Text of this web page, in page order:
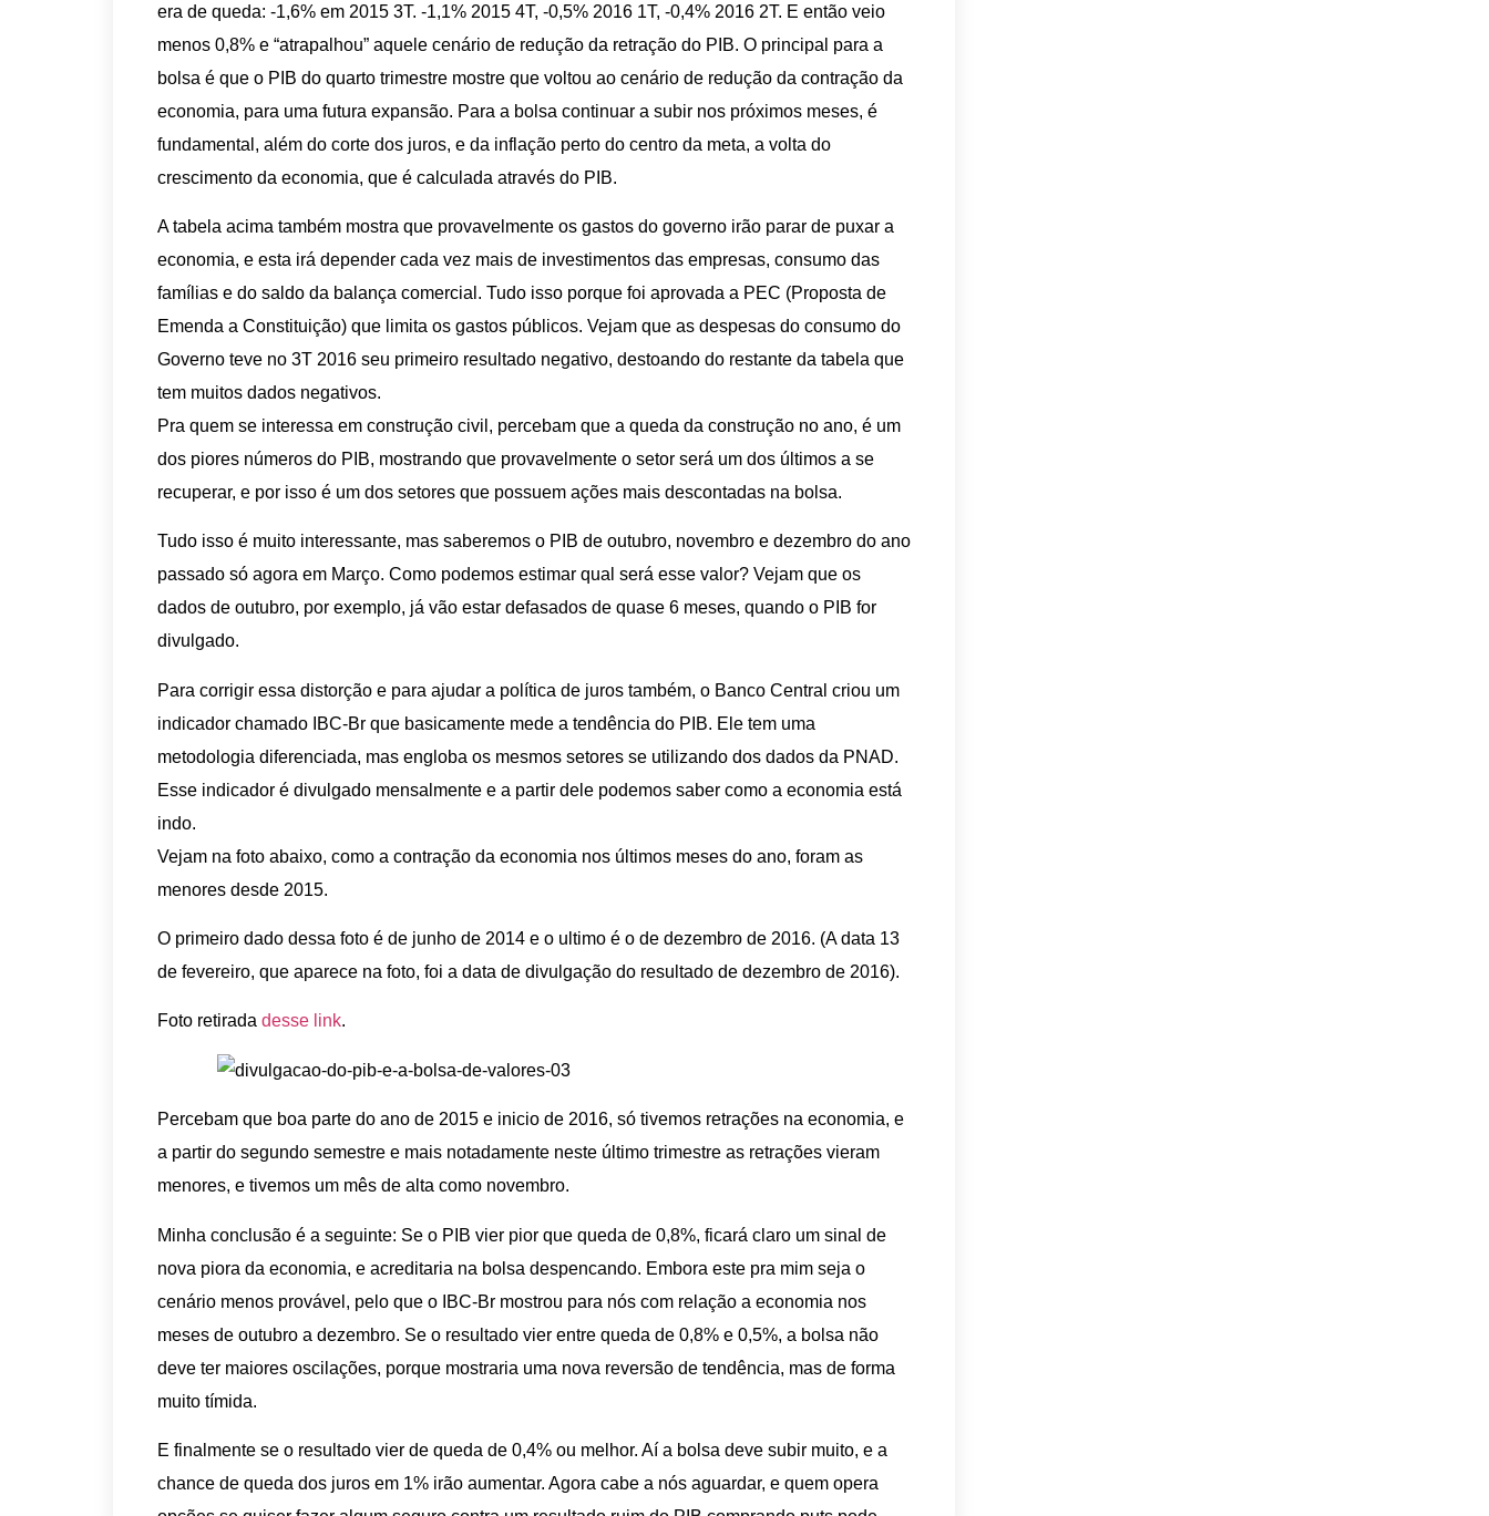
era de queda: -1,6% em 2015 3T. -1,1% 2015 4T, -0,5% 2016 1T, -0,4% 2016 2T. E então veio
menos 0,8% e “atrapalhou” aquele cenário de redução da retração do PIB. O principal para a
bolsa é que o PIB do quarto trimestre mostre que voltou ao cenário de redução da contração da
economia, para uma futura expansão. Para a bolsa continuar a subir nos próximos meses, é
fundamental, além do corte dos juros, e da inflação perto do centro da meta, a volta do
crescimento da economia, que é calculada através do PIB.
A tabela acima também mostra que provavelmente os gastos do governo irão parar de puxar a
economia, e esta irá depender cada vez mais de investimentos das empresas, consumo das
famílias e do saldo da balança comercial. Tudo isso porque foi aprovada a PEC (Proposta de
Emenda a Constituição) que limita os gastos públicos. Vejam que as despesas do consumo do
Governo teve no 3T 2016 seu primeiro resultado negativo, destoando do restante da tabela que
tem muitos dados negativos.
Pra quem se interessa em construção civil, percebam que a queda da construção no ano, é um
dos piores números do PIB, mostrando que provavelmente o setor será um dos últimos a se
recuperar, e por isso é um dos setores que possuem ações mais descontadas na bolsa.
Tudo isso é muito interessante, mas saberemos o PIB de outubro, novembro e dezembro do ano
passado só agora em Março. Como podemos estimar qual será esse valor? Vejam que os
dados de outubro, por exemplo, já vão estar defasados de quase 6 meses, quando o PIB for
divulgado.
Para corrigir essa distorção e para ajudar a política de juros também, o Banco Central criou um
indicador chamado IBC-Br que basicamente mede a tendência do PIB. Ele tem uma
metodologia diferenciada, mas engloba os mesmos setores se utilizando dos dados da PNAD.
Esse indicador é divulgado mensalmente e a partir dele podemos saber como a economia está
indo.
Vejam na foto abaixo, como a contração da economia nos últimos meses do ano, foram as
menores desde 2015.
O primeiro dado dessa foto é de junho de 2014 e o ultimo é o de dezembro de 2016. (A data 13
de fevereiro, que aparece na foto, foi a data de divulgação do resultado de dezembro de 2016).
Foto retirada desse link.
Percebam que boa parte do ano de 2015 e inicio de 2016, só tivemos retrações na economia, e
a partir do segundo semestre e mais notadamente neste último trimestre as retrações vieram
menores, e tivemos um mês de alta como novembro.
Minha conclusão é a seguinte: Se o PIB vier pior que queda de 0,8%, ficará claro um sinal de
nova piora da economia, e acreditaria na bolsa despencando. Embora este pra mim seja o
cenário menos provável, pelo que o IBC-Br mostrou para nós com relação a economia nos
meses de outubro a dezembro. Se o resultado vier entre queda de 0,8% e 0,5%, a bolsa não
deve ter maiores oscilações, porque mostraria uma nova reversão de tendência, mas de forma
muito tímida.
E finalmente se o resultado vier de queda de 0,4% ou melhor. Aí a bolsa deve subir muito, e a
chance de queda dos juros em 1% irão aumentar. Agora cabe a nós aguardar, e quem opera